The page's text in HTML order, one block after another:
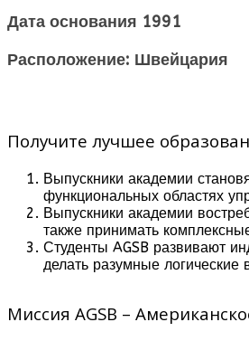
Дата основания 1991
Расположение: Швейцария
Получите лучшее
Выпускники академии
функциональных областях
Выпускники академии
также принимать
Студенты AGSB развивают
делать разумные логические
Миссия AGSB –